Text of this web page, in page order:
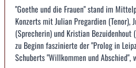
"Goethe und die Frauen" stand im
Konzerts mit Julian Pregardien (Tenor),
(Sprecherin) und Kristian Bezuidenhout
zu Beginn faszinierte der "Prolog in
Schuberts "Willkommen und Abschied",